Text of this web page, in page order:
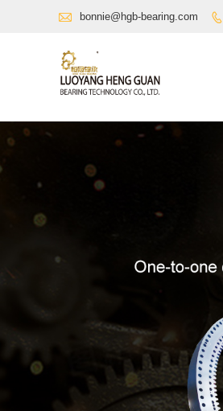
 bonnie@hgb-bearing.com 